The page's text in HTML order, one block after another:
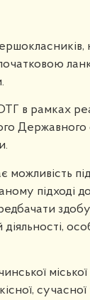
в рамках
Державного
підході
сучасної